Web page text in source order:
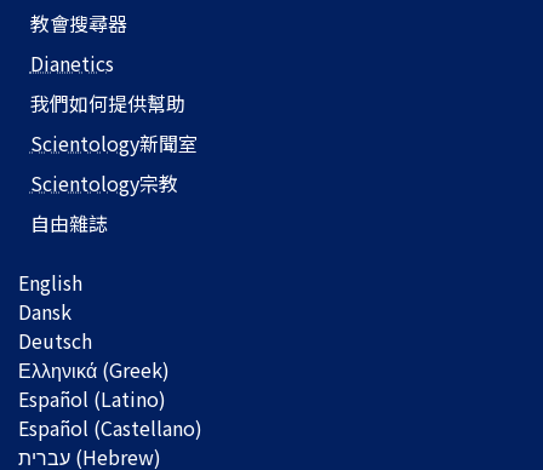
教會搜尋器
Dianetics
我們如何提供幫助
Scientology新聞室
Scientology宗教
自由雜誌
English
Dansk
Deutsch
Ελληνικά (Greek)
Español (Latino)
Español (Castellano)